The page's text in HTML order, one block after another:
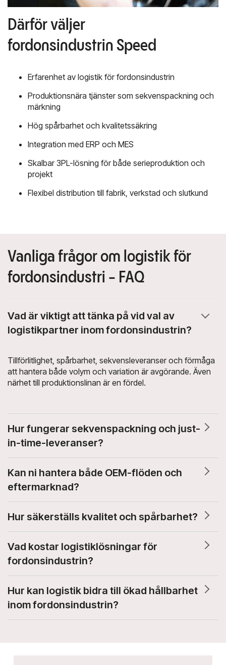
Därför väljer
fordonsindustrin Speed
Erfarenhet av logistik för fordonsindustrin
Produktionsnära tjänster som sekvenspackning och
märkning
Hög spårbarhet och kvalitetssäkring
Integration med ERP och MES
Skalbar 3PL-lösning för både serieproduktion och
projekt
Flexibel distribution till fabrik, verkstad och slutkund
Vanliga frågor om logistik för
fordonsindustri - FAQ
Vad är viktigt att tänka på vid val av
logistikpartner inom fordonsindustrin?
Tillförlitlighet, spårbarhet, sekvensleveranser och förmåga
att hantera både volym och variation är avgörande. Även
närhet till produktionslinan är en fördel.
Hur fungerar sekvenspackning och just-
in-time-leveranser?
Kan ni hantera både OEM-flöden och
eftermarknad?
Hur säkerställs kvalitet och spårbarhet?
Vad kostar logistiklösningar för
fordonsindustrin?
Hur kan logistik bidra till ökad hållbarhet
inom fordonsindustrin?